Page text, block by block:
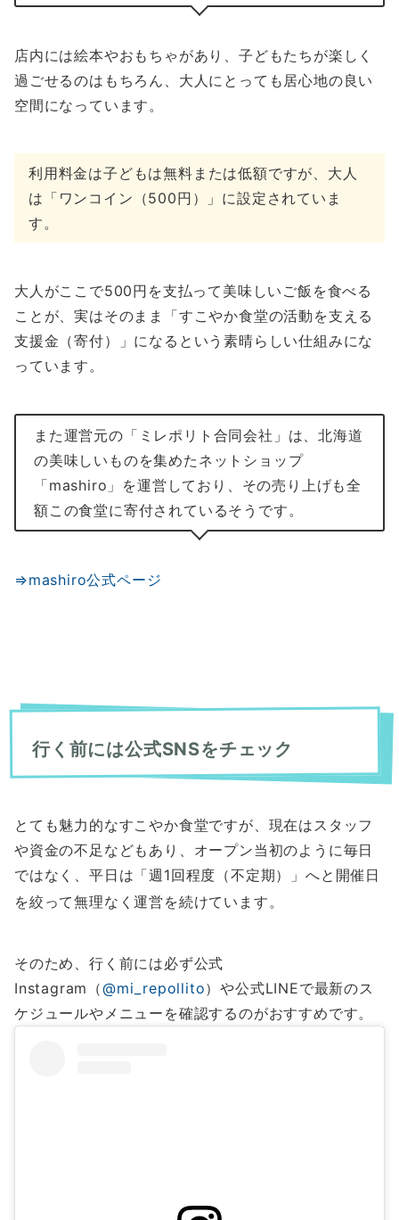
店内には絵本やおもちゃがあり、子どもたちが楽しく
過ごせるのはもちろん、大人にとっても居心地の良い
空間になっています。
利用料金は子どもは無料または低額ですが、大人
は「ワンコイン（500円）」に設定されていま
す。
大人がここで500円を支払って美味しいご飯を食べる
ことが、実はそのまま「すこやか食堂の活動を支える
支援金（寄付）」になるという素晴らしい仕組みにな
っています。
また運営元の「ミレポリト合同会社」は、北海道
の美味しいものを集めたネットショップ
「mashiro」を運営しており、その売り上げも全
額この食堂に寄付されているそうです。
⇒mashiro公式ページ
行く前には公式SNSをチェック
とても魅力的なすこやか食堂ですが、現在はスタッフ
や資金の不足などもあり、オープン当初のように毎日
ではなく、平日は「週1回程度（不定期）」へと開催日
を絞って無理なく運営を続けています。
そのため、行く前には必ず公式
Instagram（@mi_repollito）や公式LINEで最新のス
ケジュールやメニューを確認するのがおすすめです。